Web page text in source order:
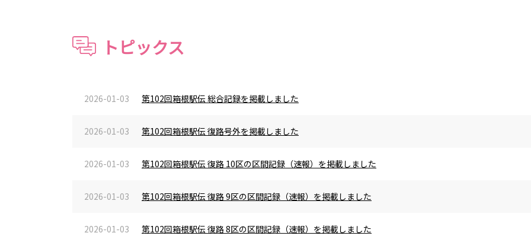
トピックス
2026-01-03 第102回箱根駅伝 総合記録を掲載しました
2026-01-03 第102回箱根駅伝 復路号外を掲載しました
2026-01-03 第102回箱根駅伝 復路 10区の区間記録（速報）を掲載しました
2026-01-03 第102回箱根駅伝 復路 9区の区間記録（速報）を掲載しました
2026-01-03 第102回箱根駅伝 復路 8区の区間記録（速報）を掲載しました